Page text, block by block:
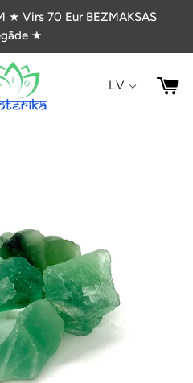
★ Virs 70 Eur BEZMAKSAS
★
LV